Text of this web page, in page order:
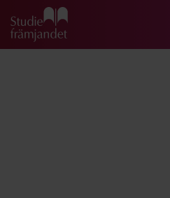
Gå till studiefrämjandets startsida